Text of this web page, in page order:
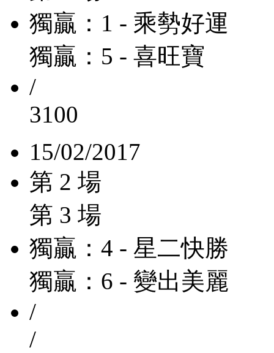
獨贏：1 - 乘勢好運
獨贏：5 - 喜旺寶
/
3100
15/02/2017
第 2 場
第 3 場
獨贏：4 - 星二快勝
獨贏：6 - 變出美麗
/
/